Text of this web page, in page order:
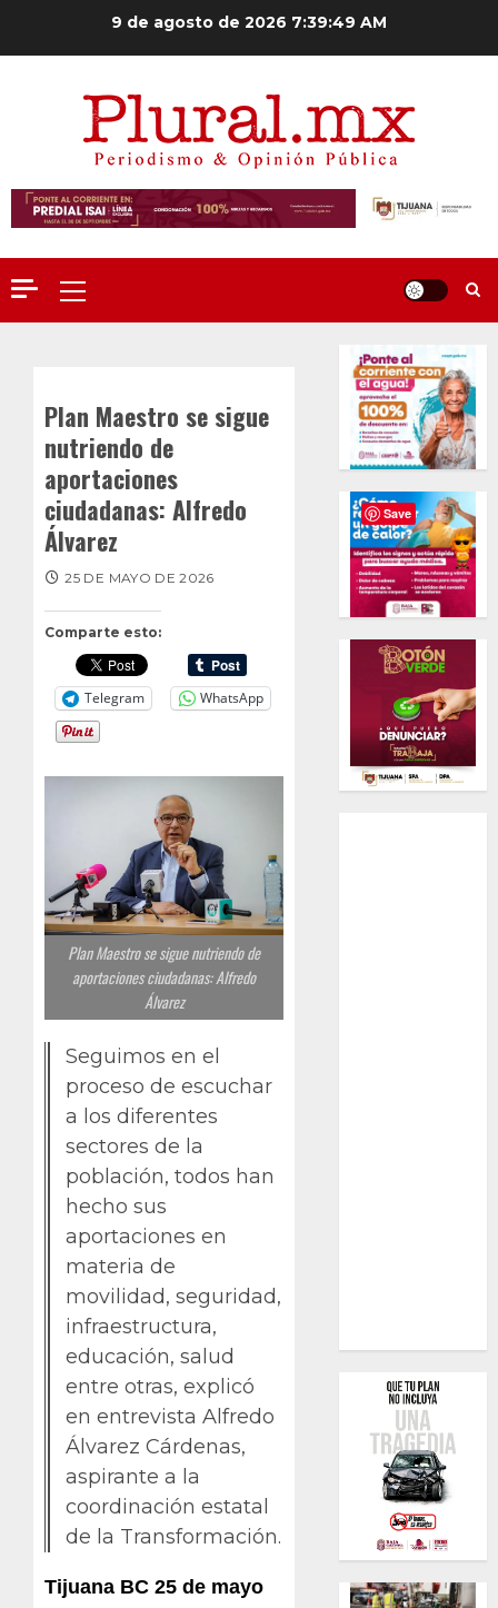
9 de agosto de 2026 7:39:50 AM
Menú
principal
Plan Maestro se sigue
nutriendo de
aportaciones
ciudadanas: Alfredo
Álvarez
Comparte esto:
Telegram WhatsApp
25 DE MAYO DE 2026
Plan Maestro se sigue nutriendo de
aportaciones ciudadanas: Alfredo
Álvarez
Seguimos en el
proceso de escuchar
a los diferentes
sectores de la
población, todos han
hecho sus
aportaciones en
materia de
movilidad, seguridad,
infraestructura,
educación, salud
entre otras, explicó
en entrevista Alfredo
Álvarez Cárdenas,
aspirante a la
coordinación estatal
de la Transformación.
Tijuana BC 25 de mayo
Save